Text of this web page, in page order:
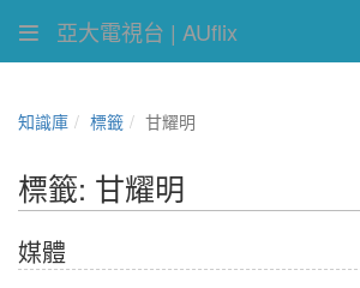
亞大電視台 | AUflix
知識庫 標籤 甘耀明
標籤: 甘耀明
媒體